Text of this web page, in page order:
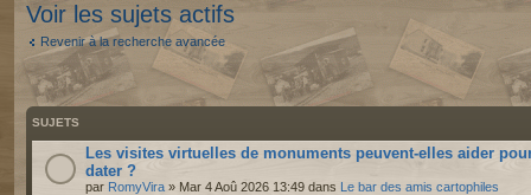
Voir les sujets actifs
Revenir à la recherche avancée
SUJETS
Les visites virtuelles de monuments peuvent-elles aider
dater ?
par RomyVira » Mar 4 Aoû 2026 13:49 dans Le bar des amis cartophiles